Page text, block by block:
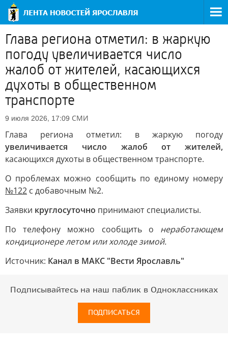
Глава региона отметил: в жаркую
погоду увеличивается число
жалоб от жителей, касающихся
духоты в общественном
транспорте
9 июля 2026, 17:09 СМИ
Глава региона отметил: в жаркую погоду
увеличивается число жалоб от жителей,
касающихся духоты в общественном транспорте.
О проблемах можно сообщить по единому номеру
№122 с добавочным №2.
Заявки круглосуточно принимают специалисты.
По телефону можно сообщить о неработающем
кондиционере летом или холоде зимой.
Источник: Канал в МАКС "Вести Ярославль"
Подписывайтесь на наш паблик в Одноклассниках
ПОДПИСАТЬСЯ